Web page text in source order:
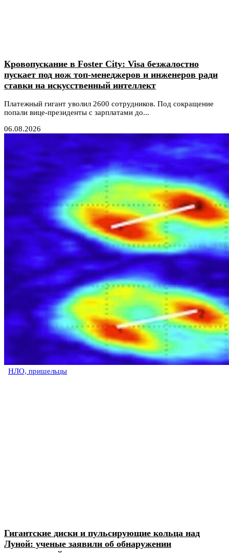
Кровопускание в Foster City: Visa безжалостно
пускает под нож топ-менеджеров и инженеров ради
ставки на искусственный интеллект
Платежный гигант уволил 2600 сотрудников. Под сокращение
попали вице-президенты с зарплатами до...
06.08.2026
НЛО, пришельцы
Гигантские диски и пульсирующие кольца над
Луной: ученые заявили об обнаружении